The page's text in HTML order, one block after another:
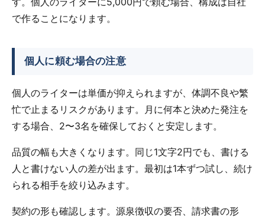
で作ることになります。
個人に頼む場合の注意
個人のライターは単価が抑えられますが、体調不良や繁
忙で止まるリスクがあります。月に何本と決めた発注を
する場合、2〜3名を確保しておくと安定します。
品質の幅も大きくなります。同じ1文字2円でも、書ける
人と書けない人の差が出ます。最初は1本ずつ試し、続け
られる相手を絞り込みます。
契約の形も確認します。源泉徴収の要否、請求書の形